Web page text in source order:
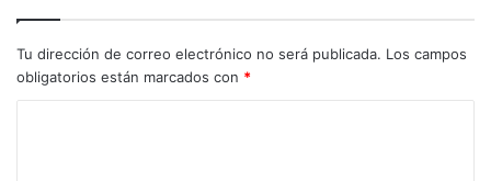
Tu dirección de correo electrónico no será publicada. Los campos
obligatorios están marcados con *